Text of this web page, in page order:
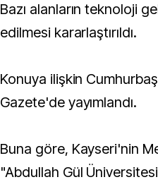
Bazı alanların teknoloji geliştirme bölgesi ilan
edilmesi kararlaştırıldı.
Konuya ilişkin
Gazete'de yayımlandı.
Buna göre, Kayseri'nin
"Abdullah Gül